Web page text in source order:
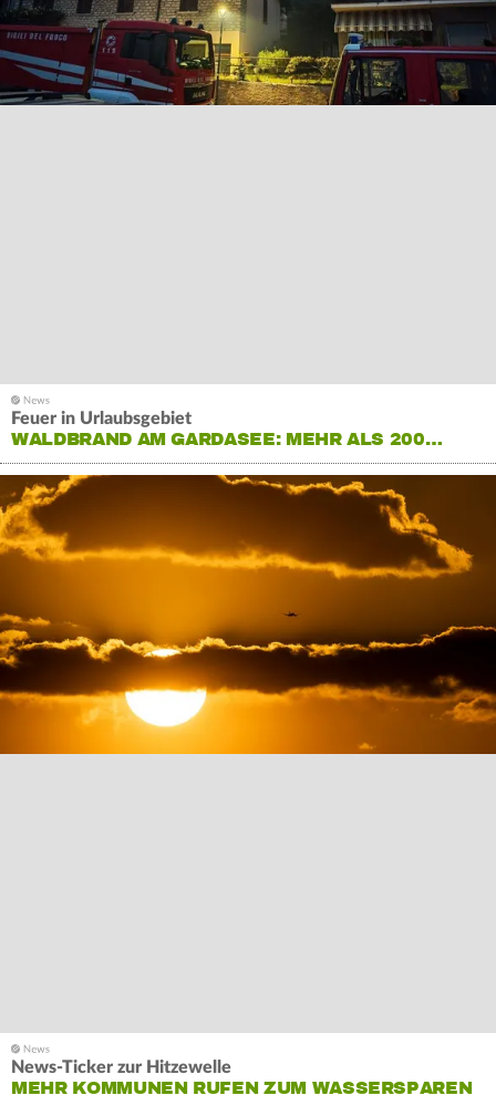
Feuer in Urlaubsgebiet
WALDBRAND AM GARDASEE: MEHR ALS 200…
News-Ticker zur Hitzewelle
MEHR KOMMUNEN RUFEN ZUM WASSERSPAREN